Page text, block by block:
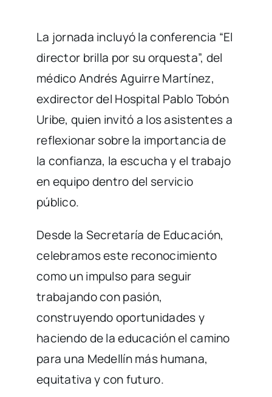
La jornada incluyó la conferencia “El
director brilla por su orquesta”, del
médico Andrés Aguirre Martínez,
exdirector del Hospital Pablo Tobón
Uribe, quien invitó a los asistentes a
reflexionar sobre la importancia de
la confianza, la escucha y el trabajo
en equipo dentro del servicio
público.
Desde la Secretaría de Educación,
celebramos este reconocimiento
como un impulso para seguir
trabajando con pasión,
construyendo oportunidades y
haciendo de la educación el camino
para una Medellín más humana,